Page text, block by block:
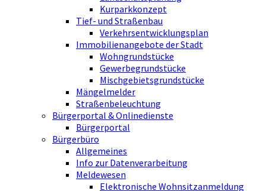
Kurparkkonzept
Tief- und Straßenbau
Verkehrsentwicklungsplan
Immobilienangebote der Stadt
Wohngrundstücke
Gewerbegrundstücke
Mischgebietsgrundstücke
Mängelmelder
Straßenbeleuchtung
Bürgerportal & Onlinedienste
Bürgerportal
Bürgerbüro
Allgemeines
Info zur Datenverarbeitung
Meldewesen
Elektronische Wohnsitzanmeldung